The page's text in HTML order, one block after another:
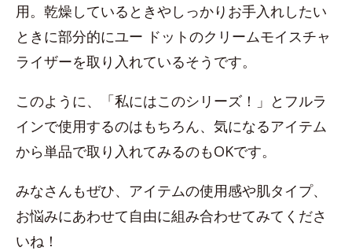
用。乾燥しているときやしっかりお手入れしたい
ときに部分的にユー ドットのクリームモイスチャ
ライザーを取り入れているそうです。
このように、「私にはこのシリーズ！」とフルラ
インで使用するのはもちろん、気になるアイテム
から単品で取り入れてみるのもOKです。
みなさんもぜひ、アイテムの使用感や肌タイプ、
お悩みにあわせて自由に組み合わせてみてくださ
いね！